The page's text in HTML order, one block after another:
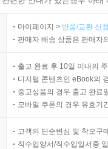
마이페이지 > 반품/교환 신
판매자 배송 상품은 판매자
출고 완료 후 10일 이내의
디지털 콘텐츠인 eBook의
중고상품의 경우 출고 완료
모바일 쿠폰의 경우 유효기
고객의 단순변심 및 착오구
직수입양서/직수입일서중